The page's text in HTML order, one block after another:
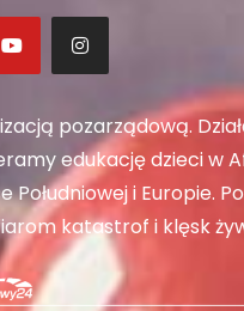
pozarządową.
edukację dzieci w
Południowej i Europie.
katastrof i klęsk